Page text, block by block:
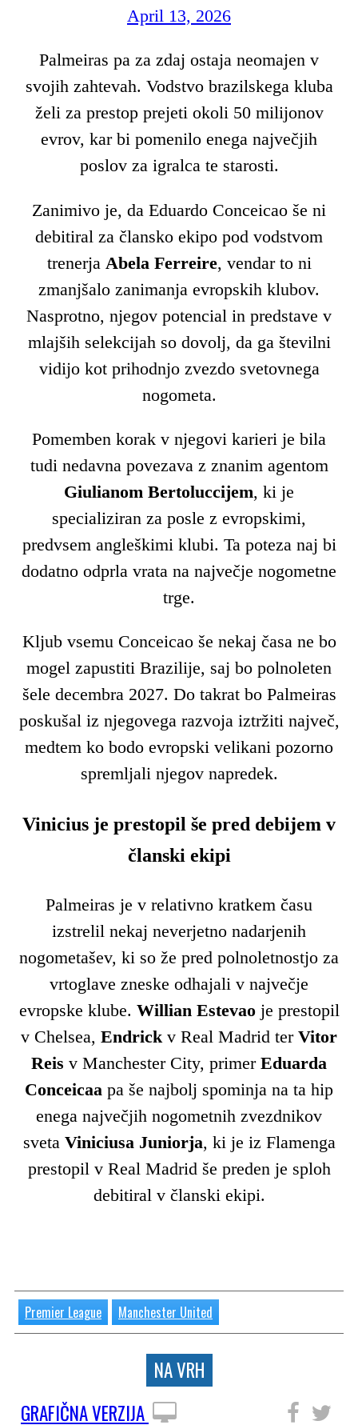
April 13, 2026
Palmeiras pa za zdaj ostaja neomajen v
svojih zahtevah. Vodstvo brazilskega kluba
želi za prestop prejeti okoli 50 milijonov
evrov, kar bi pomenilo enega največjih
poslov za igralca te starosti.
Zanimivo je, da Eduardo Conceicao še ni
debitiral za člansko ekipo pod vodstvom
trenerja Abela Ferreire, vendar to ni
zmanjšalo zanimanja evropskih klubov.
Nasprotno, njegov potencial in predstave v
mlajših selekcijah so dovolj, da ga številni
vidijo kot prihodnjo zvezdo svetovnega
nogometa.
Pomemben korak v njegovi karieri je bila
tudi nedavna povezava z znanim agentom
Giulianom Bertoluccijem, ki je
specializiran za posle z evropskimi,
predvsem angleškimi klubi. Ta poteza naj bi
dodatno odprla vrata na največje nogometne
trge.
Kljub vsemu Conceicao še nekaj časa ne bo
mogel zapustiti Brazilije, saj bo polnoleten
šele decembra 2027. Do takrat bo Palmeiras
poskušal iz njegovega razvoja iztržiti največ,
medtem ko bodo evropski velikani pozorno
spremljali njegov napredek.
Vinicius je prestopil še pred debijem v
članski ekipi
Palmeiras je v relativno kratkem času
izstrelil nekaj neverjetno nadarjenih
nogometašev, ki so že pred polnoletnostjo za
vrtoglave zneske odhajali v največje
evropske klube. Willian Estevao je prestopil
v Chelsea, Endrick v Real Madrid ter Vitor
Reis v Manchester City, primer Eduarda
Conceicaa pa še najbolj spominja na ta hip
enega največjih nogometnih zvezdnikov
sveta Viniciusa Juniorja, ki je iz Flamenga
prestopil v Real Madrid še preden je sploh
debitiral v članski ekipi.
Premier League Manchester United
NA VRH
GRAFIČNA VERZIJA